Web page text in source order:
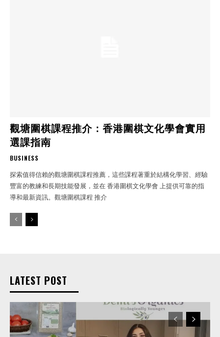
觀塘圍棋課程推介：香港圍棋文化學會實用
選課指南
BUSINESS
探索值得信賴的觀塘圍棋課程推薦，這些課程著重於結構化學習、經驗
豐富的教練和長期技能發展，並在 香港圍棋文化學會 上提供可靠的指
導和最新資訊。觀塘圍棋課程 推介
LATEST POST